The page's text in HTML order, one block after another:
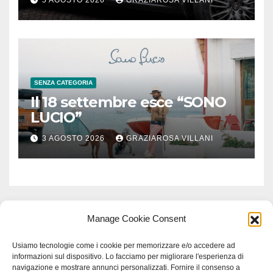
Manage Cookie Consent
Usiamo tecnologie come i cookie per memorizzare e/o accedere ad
informazioni sul dispositivo. Lo facciamo per migliorare l'esperienza di
navigazione e mostrare annunci personalizzati. Fornire il consenso a
SENZA CATEGORIA
Il 18 settembre esce “SONO
LUCIO”
3 AGOSTO 2026 GRAZIAROSA VILLANI